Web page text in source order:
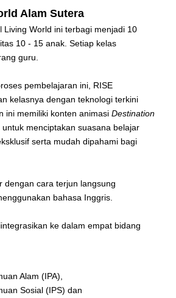
Alam Sutera
Living World ini terbagi menjadi 10
10 - 15 anak. Setiap kelas
guru.
pembelajaran ini, RISE
kelasnya dengan teknologi terkini
ini memiliki konten animasi Destination
untuk menciptakan suasana belajar
serta mudah dipahami bagi
dengan cara terjun langsung
bahasa Inggris.
ke dalam empat bidang
Alam (IPA),
Sosial (IPS) dan